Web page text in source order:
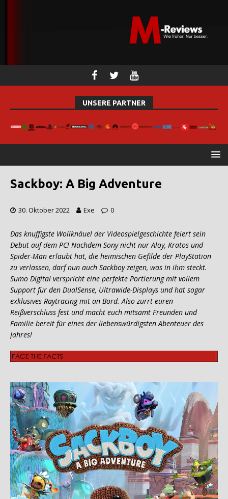
UNSERE PARTNER
Sackboy: A Big Adventure
30. Oktober 2022 Exe 0
Das knuffigste Wollknäuel der Videospielgeschichte feiert sein
Debut auf dem PC! Nachdem Sony nicht nur Aloy, Kratos und
Spider-Man erlaubt hat, die heimischen Gefilde der PlayStation
zu verlassen, darf nun auch Sackboy zeigen, was in ihm steckt.
Sumo Digital verspricht eine perfekte Portierung mit vollem
Support für den DualSense, Ultrawide-Displays und hat sogar
exklusives Raytracing mit an Bord. Also zurrt euren
Reißverschluss fest und macht euch mitsamt Freunden und
Familie bereit für eines der liebenswürdigsten Abenteuer des
Jahres!